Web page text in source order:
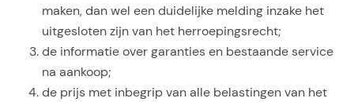
maken, dan wel een duidelijke melding inzake het
uitgesloten zijn van het herroepingsrecht;
de informatie over garanties en bestaande service
na aankoop;
de prijs met inbegrip van alle belastingen van het